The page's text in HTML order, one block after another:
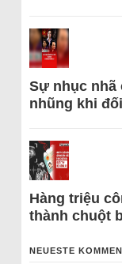
Sự nhục nhã
nhũng khi
Hàng triệu
thành chuột
NEUESTE